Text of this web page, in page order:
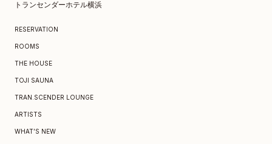
トランセンダーホテル横浜
RESERVATION
ROOMS
THE HOUSE
TOJI SAUNA
TRAN.SCENDER LOUNGE
ARTISTS
WHAT’S NEW